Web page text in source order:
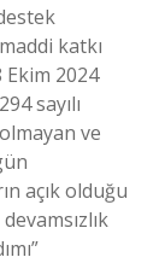
katkı
2024
sayılı
ve
açık olduğu